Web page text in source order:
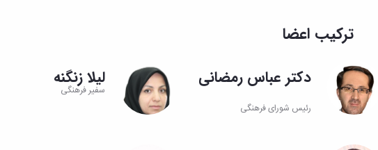
ترکیب اعضا
دکتر عباس رمضانی
رئیس شورای فرهنگی
لیلا زنگنه
سفیر فرهنگی